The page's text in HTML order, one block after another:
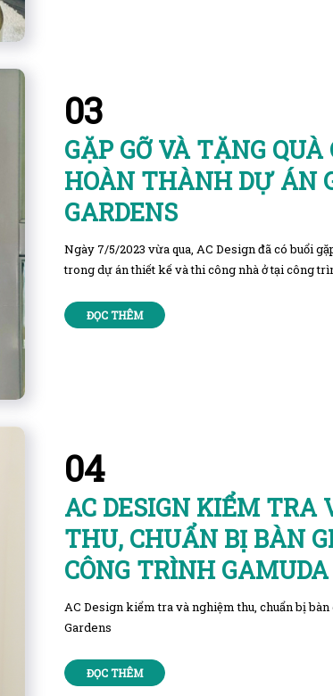
03
GẶP GỠ VÀ TẶNG
HOÀN THÀNH DỰ ÁN
GARDENS
Ngày 7/5/2023 vừa qua, AC Design đã có buổi
trong dự án thiết kế và thi công nhà ở tại công
ĐỌC THÊM
04
AC DESIGN KIỂM TRA
THU, CHUẨN BỊ BÀN
CÔNG TRÌNH
AC Design kiểm tra và nghiệm thu, chuẩn bị
Gardens
ĐỌC THÊM